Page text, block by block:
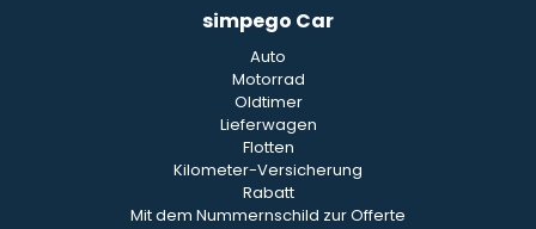
simpego Car
Auto
Motorrad
Oldtimer
Lieferwagen
Flotten
Kilometer-Versicherung
Rabatt
Mit dem Nummernschild zur Offerte